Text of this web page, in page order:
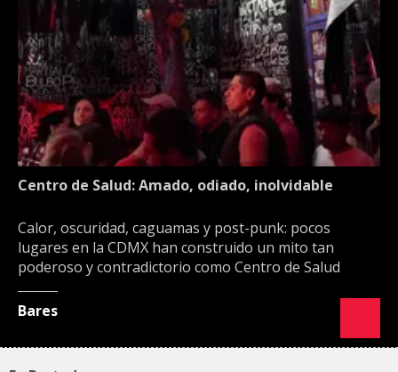
Centro de Salud: Amado, odiado, inolvidable
Calor, oscuridad, caguamas y post-punk: pocos
lugares en la CDMX han construido un mito tan
poderoso y contradictorio como Centro de Salud
Bares